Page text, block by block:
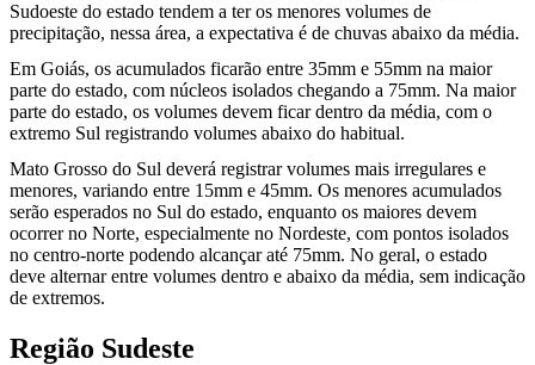
Sudoeste do estado tendem a ter os menores volumes de
precipitação, nessa área, a expectativa é de chuvas abaixo da média.
Em Goiás, os acumulados ficarão entre 35mm e 55mm na maior
parte do estado, com núcleos isolados chegando a 75mm. Na maior
parte do estado, os volumes devem ficar dentro da média, com o
extremo Sul registrando volumes abaixo do habitual.
Mato Grosso do Sul deverá registrar volumes mais irregulares e
menores, variando entre 15mm e 45mm. Os menores acumulados
serão esperados no Sul do estado, enquanto os maiores devem
ocorrer no Norte, especialmente no Nordeste, com pontos isolados
no centro-norte podendo alcançar até 75mm. No geral, o estado
deve alternar entre volumes dentro e abaixo da média, sem indicação
de extremos.
Região Sudeste